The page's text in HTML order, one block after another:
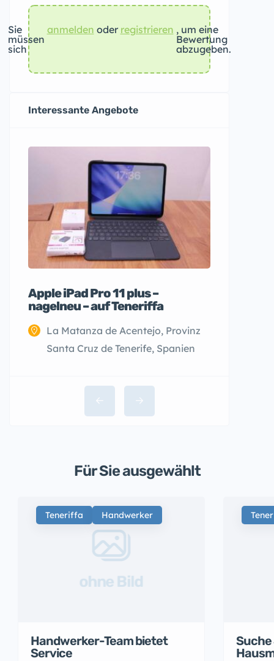
Sie
müssen
sich
anmelden oder registrieren , um eine
Bewertung
abzugeben.
Interessante Angebote
Apple iPad Pro 11 plus –
nagelneu – auf Teneriffa
La Matanza de Acentejo, Provinz
Santa Cruz de Tenerife, Spanien
Für Sie ausgewählt
Teneriffa Handwerker
ohne Bild
Handwerker-Team bietet
Service
Suche